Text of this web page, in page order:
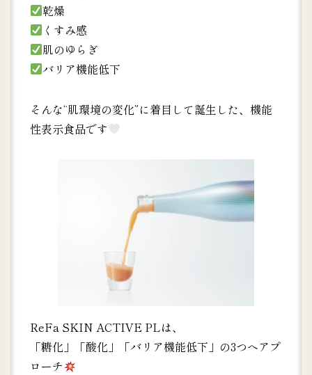
乾燥
くすみ感
肌のゆらぎ
バリア機能低下
そんな“肌環境の変化”に着目して誕生した、機能
性表示食品です
ReFa SKIN ACTIVE PLは、
「糖化」「酸化」「バリア機能低下」の3つへアプ
ローチ